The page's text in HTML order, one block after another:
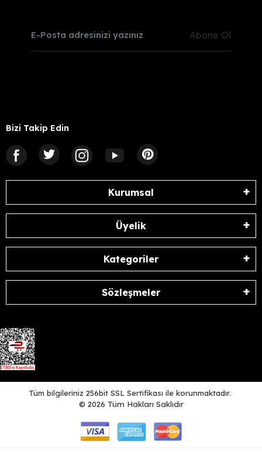
Abone Ol
Bizi Takip Edin
Kurumsal
Üyelik
Kategoriler
Sözleşmeler
Tüm bilgileriniz 256bit SSL Sertifikası ile korunmaktadır.
© 2026 Tüm Hakları Saklıdır